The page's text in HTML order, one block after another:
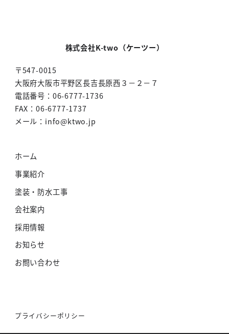
株式会社K-two（ケーツー）
〒547-0015
大阪府大阪市平野区長吉長原西３－２－７
電話番号：06-6777-1736
FAX：06-6777-1737
メール：info@ktwo.jp
ホーム
事業紹介
塗装・防水工事
会社案内
採用情報
お知らせ
お問い合わせ
プライバシーポリシー